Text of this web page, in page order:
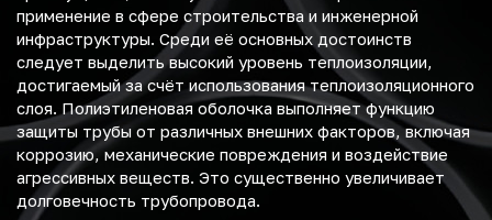
применение в сфере строительства и инженерной
инфраструктуры. Среди её основных достоинств
следует выделить высокий уровень теплоизоляции,
достигаемый за счёт использования теплоизоляционного
слоя. Полиэтиленовая оболочка выполняет функцию
защиты трубы от различных внешних факторов, включая
коррозию, механические повреждения и воздействие
агрессивных веществ. Это существенно увеличивает
долговечность трубопровода.